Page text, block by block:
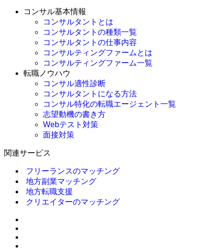
コンサル基本情報
コンサルタントとは
コンサルタントの種類一覧
コンサルタントの仕事内容
コンサルティングファームとは
コンサルティングファーム一覧
転職ノウハウ
コンサル適性診断
コンサルタントになる方法
コンサル特化の転職エージェント一覧
志望動機の書き方
Webテスト対策
面接対策
関連サービス
フリーランスのマッチング
地方副業マッチング
地方転職支援
クリエイターのマッチング